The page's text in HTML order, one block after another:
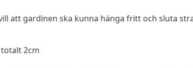
att gardinen ska kunna hänga fritt och sluta
2cm